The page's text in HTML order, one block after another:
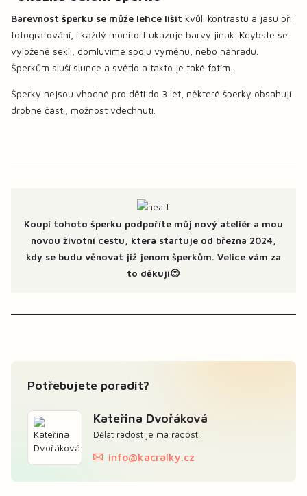
Barevnost šperku se může lehce lišit kvůli kontrastu a jasu při
fotografování, i každý monitort ukazuje barvy jinak. Kdybste se
vyloženě sekli, domluvíme spolu výměnu, nebo náhradu.
Šperkům sluší slunce a světlo a takto je také fotím.
Šperky nejsou vhodné pro děti do 3 let, některé šperky obsahují
drobné části, možnost vdechnutí.
Koupí tohoto šperku podpoříte můj nový ateliér a mou
novou životní cestu, která startuje od března 2024,
kdy se budu věnovat již jenom šperkům. Velice vám za
to děkuji😊
Potřebujete poradit?
Kateřina Dvořáková
Dělat radost je má radost.
info@kacralky.cz